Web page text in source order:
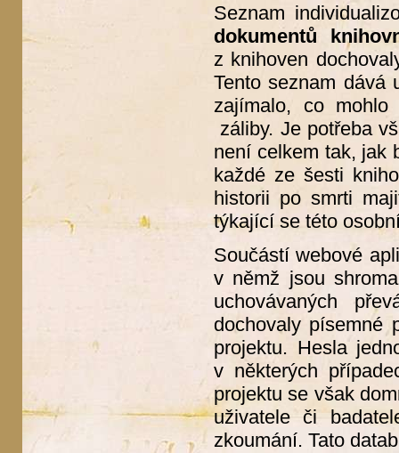
Seznam
dokumentů
z knihoven
Tento seznam dává
zajímalo, co
záliby. Je potřeba
není celkem tak, jak
každé ze šesti
historii po smrti
týkající se této
Součástí webové
v němž jsou
uchovávaných
dochovaly písemné
projektu. Hesla
v některých
projektu se však
uživatele či
zkoumání. Tato